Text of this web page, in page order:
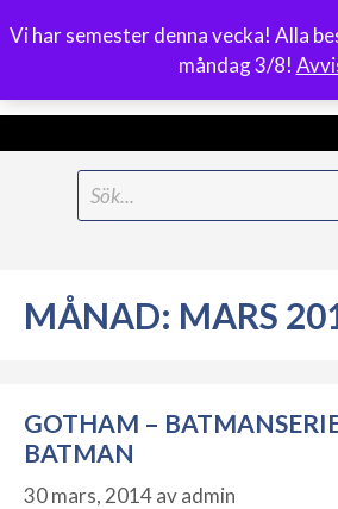
Vi har semester denna vecka! Alla
måndag 3/8!
Meny
MÅNAD: MARS
GOTHAM –
BATMAN
30 mars, 2014avadmin